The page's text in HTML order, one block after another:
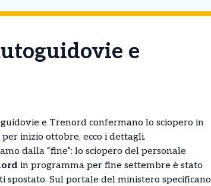
e
e Trenord confermano lo sciopero in
inizio ottobre, ecco i dettagli.
dalla “fine”: lo sciopero del personale
in programma per fine settembre è stato
spostato. Sul portale del ministero specificano